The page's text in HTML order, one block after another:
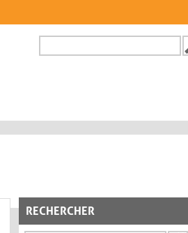
FORMULAIRE DE
RECHERCHER